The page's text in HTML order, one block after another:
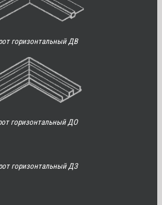
горизонтальный ДВ
горизонтальный ДО
горизонтальный ДЗ